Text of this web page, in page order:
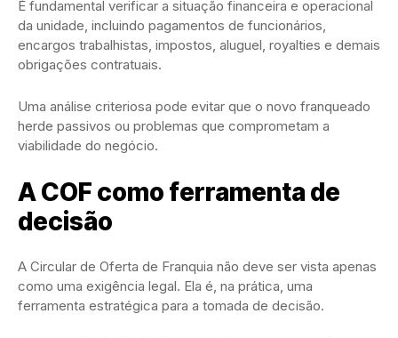
É fundamental verificar a situação financeira e operacional
da unidade, incluindo pagamentos de funcionários,
encargos trabalhistas, impostos, aluguel, royalties e demais
obrigações contratuais.
Uma análise criteriosa pode evitar que o novo franqueado
herde passivos ou problemas que comprometam a
viabilidade do negócio.
A COF como ferramenta de
decisão
A Circular de Oferta de Franquia não deve ser vista apenas
como uma exigência legal. Ela é, na prática, uma
ferramenta estratégica para a tomada de decisão.